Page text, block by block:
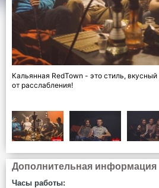
Кальянная RedTown - это стиль,
от расслабления!
Дополнительная информация
Часы работы: